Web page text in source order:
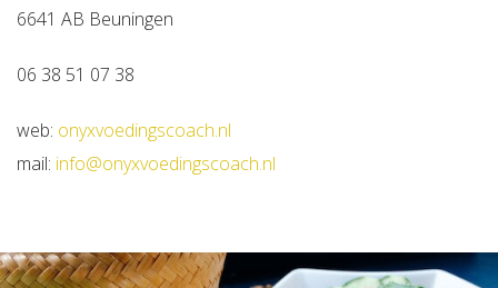
6641 AB Beuningen
06 38 51 07 38
web: onyxvoedingscoach.nl
mail: info@onyxvoedingscoach.nl